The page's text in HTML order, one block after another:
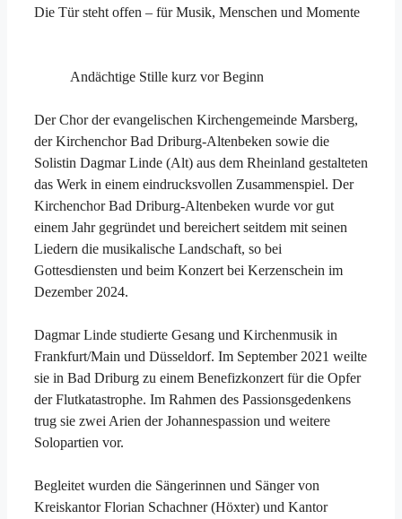
Die Tür steht offen – für Musik, Menschen und Momente
Andächtige Stille kurz vor Beginn
Der Chor der evangelischen Kirchengemeinde Marsberg,
der Kirchenchor Bad Driburg-Altenbeken sowie die
Solistin Dagmar Linde (Alt) aus dem Rheinland gestalteten
das Werk in einem eindrucksvollen Zusammenspiel. Der
Kirchenchor Bad Driburg-Altenbeken wurde vor gut
einem Jahr gegründet und bereichert seitdem mit seinen
Liedern die musikalische Landschaft, so bei
Gottesdiensten und beim Konzert bei Kerzenschein im
Dezember 2024.
Dagmar Linde studierte Gesang und Kirchenmusik in
Frankfurt/Main und Düsseldorf. Im September 2021 weilte
sie in Bad Driburg zu einem Benefizkonzert für die Opfer
der Flutkatastrophe. Im Rahmen des Passionsgedenkens
trug sie zwei Arien der Johannespassion und weitere
Solopartien vor.
Begleitet wurden die Sängerinnen und Sänger von
Kreiskantor Florian Schachner (Höxter) und Kantor